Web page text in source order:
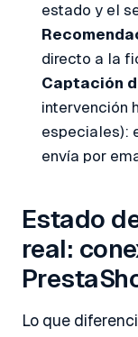
estado y el
directo a la
Captación
intervención
especiales):
envía por
Estado
real:
Lo que